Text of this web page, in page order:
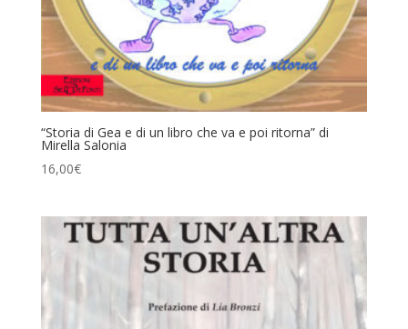
“Storia di Gea e di un libro che va e poi ritorna” di
Mirella Salonia
16,00€